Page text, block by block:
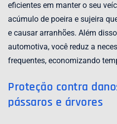
eficientes em manter o seu
acúmulo de poeira e sujeira
e causar arranhões. Além
automotiva, você reduz a
frequentes, economizando
Proteção contra
pássaros e árvores